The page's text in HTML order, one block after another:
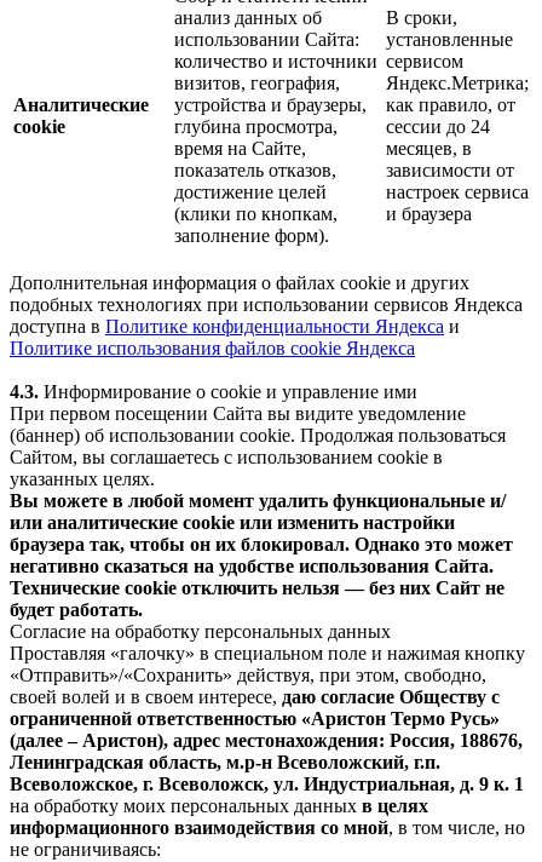
Аналитические
cookie
анализ данных об
использовании Сайта:
количество и источники
визитов, география,
устройства и браузеры,
глубина просмотра,
время на Сайте,
показатель отказов,
достижение целей
(клики по кнопкам,
заполнение форм).
В сроки,
установленные
сервисом
Яндекс.Метрика;
как правило, от
сессии до 24
месяцев, в
зависимости от
настроек сервиса
и браузера
Дополнительная информация о файлах cookie и других
подобных технологиях при использовании сервисов Яндекса
доступна в Политике конфиденциальности Яндекса и
Политике использования файлов cookie Яндекса
4.3. Информирование о cookie и управление ими
При первом посещении Сайта вы видите уведомление
(баннер) об использовании cookie. Продолжая пользоваться
Сайтом, вы соглашаетесь с использованием cookie в
указанных целях.
Вы можете в любой момент удалить функциональные и/
или аналитические cookie или изменить настройки
браузера так, чтобы он их блокировал. Однако это может
негативно сказаться на удобстве использования Сайта.
Технические cookie отключить нельзя — без них Сайт не
будет работать.
Согласие на обработку персональных данных
Проставляя «галочку» в специальном поле и нажимая кнопку
«Отправить»/«Сохранить» действуя, при этом, свободно,
своей волей и в своем интересе, даю согласие Обществу с
ограниченной ответственностью «Аристон Термо Русь»
(далее – Аристон), адрес местонахождения: Россия, 188676,
Ленинградская область, м.р-н Всеволожский, г.п.
Всеволожское, г. Всеволожск, ул. Индустриальная, д. 9 к. 1
на обработку моих персональных данных в целях
информационного взаимодействия со мной, в том числе, но
не ограничиваясь: